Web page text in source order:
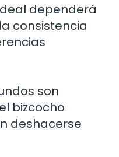
dependerá
consistencia
son
bizcocho
deshacerse